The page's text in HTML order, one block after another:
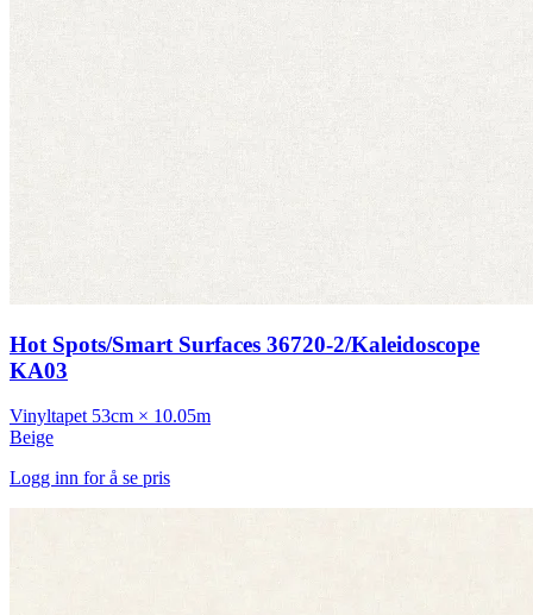
Hot Spots/Smart Surfaces 36720-2/Kaleidoscope
KA03
Vinyltapet 53cm × 10.05m
Beige
Logg inn for å se pris